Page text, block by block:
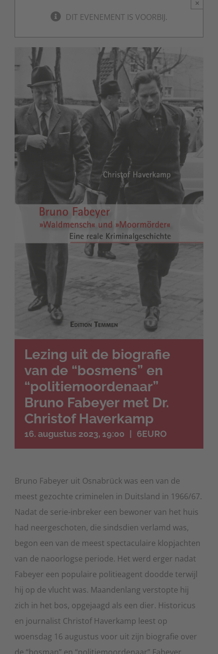
DIT EVENEMENT IS VOORBIJ.
×
Lezing uit de biografie
van de “bosmens” en
“politiemoordenaar”
Bruno Fabeyer met Dr.
Christof Haverkamp
16. augustus 2023, 19:00 6EURO
Bruno Fabeyer uit Osnabrück was een van de
meest gezochte criminelen in Duitsland in 1966/67.
Nadat de serie-inbreker een bewoner van het huis
had neergeschoten, die sindsdien verlamd was,
begon een van de meest spectaculaire klopjachten
van de naoorlogse periode. Het werd erger nadat
Fabeyer een populaire politieagent doodde terwijl
hij op de vlucht was. Maandenlang verstopte hij
zich in het bos, opgejaagd als een dier. Historicus
en journalist Christof Haverkamp leest op
woensdag 16 augustus voor uit zijn biografie over